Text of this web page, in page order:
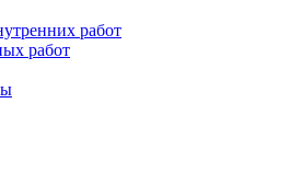
работ
работ